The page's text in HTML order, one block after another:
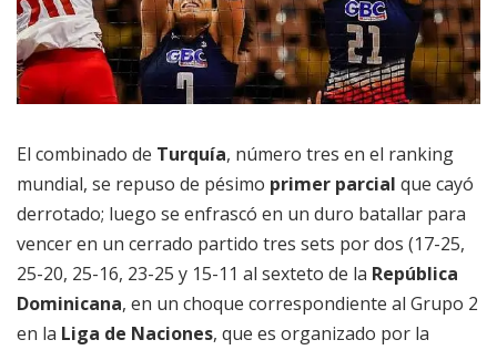
El combinado de Turquía, número tres en el ranking
mundial, se repuso de pésimo primer parcial que cayó
derrotado; luego se enfrascó en un duro batallar para
vencer en un cerrado partido tres sets por dos (17-25,
25-20, 25-16, 23-25 y 15-11 al sexteto de la República
Dominicana, en un choque correspondiente al Grupo 2
en la Liga de Naciones, que es organizado por la